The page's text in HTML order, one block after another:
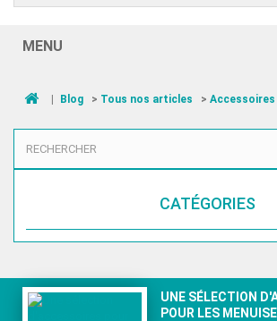
MENU
| Blog > Tous nos articles >
CATÉGORIES
UNE SÉLECTION
POUR LES